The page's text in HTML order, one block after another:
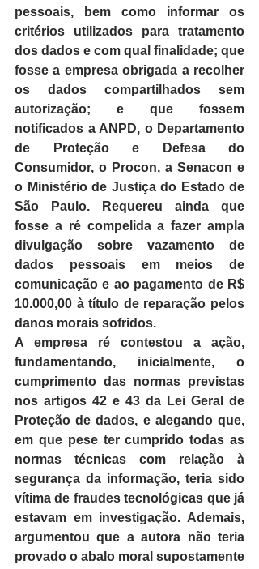
pessoais, bem como informar os
critérios utilizados para tratamento
dos dados e com qual finalidade; que
fosse a empresa obrigada a recolher
os dados compartilhados sem
autorização; e que fossem
notificados a ANPD, o Departamento
de Proteção e Defesa do
Consumidor, o Procon, a Senacon e
o Ministério de Justiça do Estado de
São Paulo. Requereu ainda que
fosse a ré compelida a fazer ampla
divulgação sobre vazamento de
dados pessoais em meios de
comunicação e ao pagamento de R$
10.000,00 à título de reparação pelos
danos morais sofridos.
A empresa ré contestou a ação,
fundamentando, inicialmente, o
cumprimento das normas previstas
nos artigos 42 e 43 da Lei Geral de
Proteção de dados, e alegando que,
em que pese ter cumprido todas as
normas técnicas com relação à
segurança da informação, teria sido
vítima de fraudes tecnológicas que já
estavam em investigação. Ademais,
argumentou que a autora não teria
provado o abalo moral supostamente